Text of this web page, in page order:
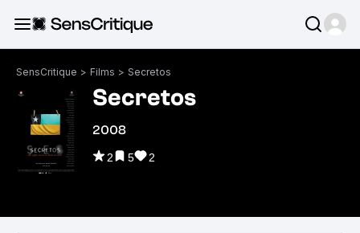
SensCritique > Films > Secretos
Secretos
2008
2 5 2